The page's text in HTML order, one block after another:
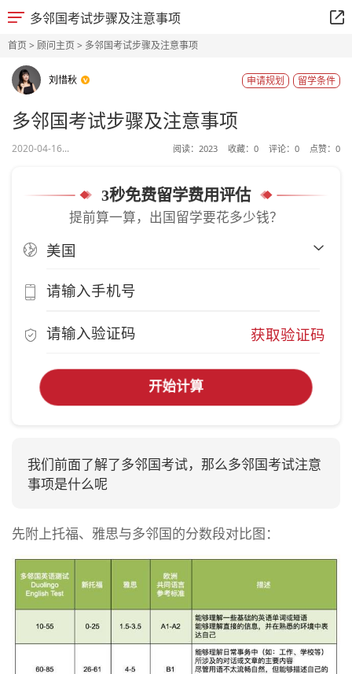
多邻国考试步骤及注意事项
首页> 顾问主页> 多邻国考试步骤及注意事项
刘惜秋 留学条件
申请规划
多邻国考试步骤及注意事项
2020-04-16... 阅读： 2023 收藏： 0 评论： 0 点赞： 0
3秒免费留学费用评估
提前算一算，出国留学要花多少钱？
获取验证码
开始计算
我们前面了解了多邻国考试，那么多邻国考试注意
事项是什么呢
先附上托福、雅思与多邻国的分数段对比图：